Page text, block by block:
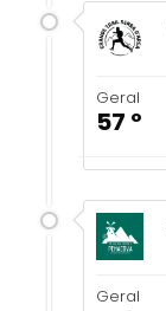
Geral
57 º
Geral